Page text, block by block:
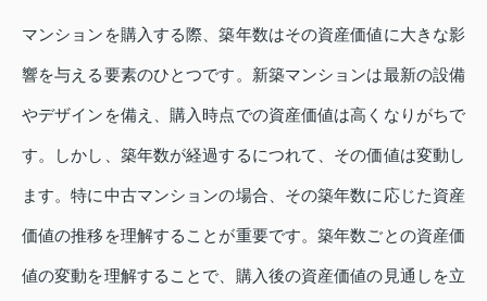
マンションを購入する際、築年数はその資産価値に大きな影
響を与える要素のひとつです。新築マンションは最新の設備
やデザインを備え、購入時点での資産価値は高くなりがちで
す。しかし、築年数が経過するにつれて、その価値は変動し
ます。特に中古マンションの場合、その築年数に応じた資産
価値の推移を理解することが重要です。築年数ごとの資産価
値の変動を理解することで、購入後の資産価値の見通しを立